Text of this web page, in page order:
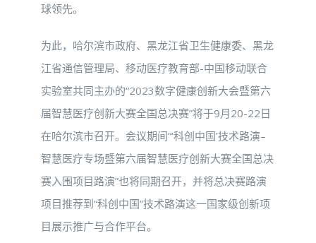
球领先。
为此，哈尔滨市政府、黑龙江省卫生健康委、黑龙
江省通信管理局、移动医疗教育部-中国移动联合
实验室共同主办的“2023数字健康创新大会暨第六
届智慧医疗创新大赛全国总决赛”将于9月20-22日
在哈尔滨市召开。会议期间“‘科创中国’技术路演–
智慧医疗专场暨第六届智慧医疗创新大赛全国总决
赛入围项目路演”也将同期召开，并将总决赛路演
项目推荐到“科创中国”技术路演这一国家级创新项
目展示推广与合作平台。